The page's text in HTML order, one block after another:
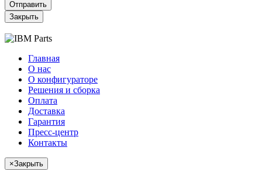
Отправить
Закрыть
Главная
О нас
О конфигураторе
Решения и сборка
Оплата
Доставка
Гарантия
Пресс-центр
Контакты
×Закрыть